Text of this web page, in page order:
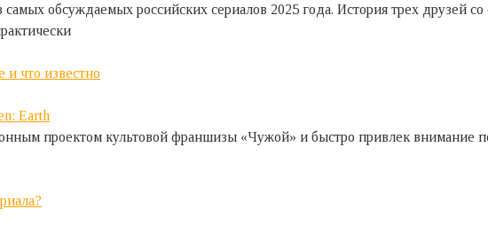
обсуждаемых российских сериалов 2025 года. История трех друзей
и что известно
проектом культовой франшизы «Чужой» и быстро привлек внимание